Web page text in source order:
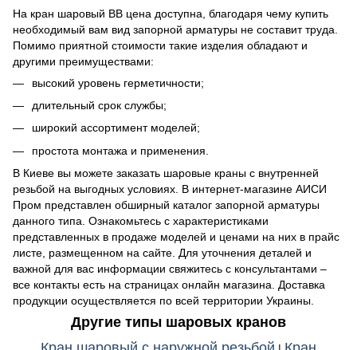
На кран шаровый ВВ цена доступна, благодаря чему купить
необходимый вам вид запорной арматуры не составит труда.
Помимо приятной стоимости такие изделия обладают и
другими преимуществами:
высокий уровень герметичности;
длительный срок службы;
широкий ассортимент моделей;
простота монтажа и применения.
В Киеве вы можете заказать шаровые краны с внутренней
резьбой на выгодных условиях. В интернет-магазине АИСИ
Пром представлен обширный каталог запорной арматуры
данного типа. Ознакомьтесь с характеристиками
представленных в продаже моделей и ценами на них в прайс
листе, размещенном на сайте. Для уточнения деталей и
важной для вас информации свяжитесь с консультантами –
все контакты есть на страницах онлайн магазина. Доставка
продукции осуществляется по всей территории Украины.
Другие типы шаровых кранов